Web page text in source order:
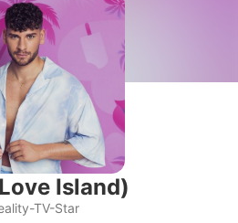
& Serien
Lifestyle
& Liebe
Exklusiv
auf Promiflash
Island)
TV-Star